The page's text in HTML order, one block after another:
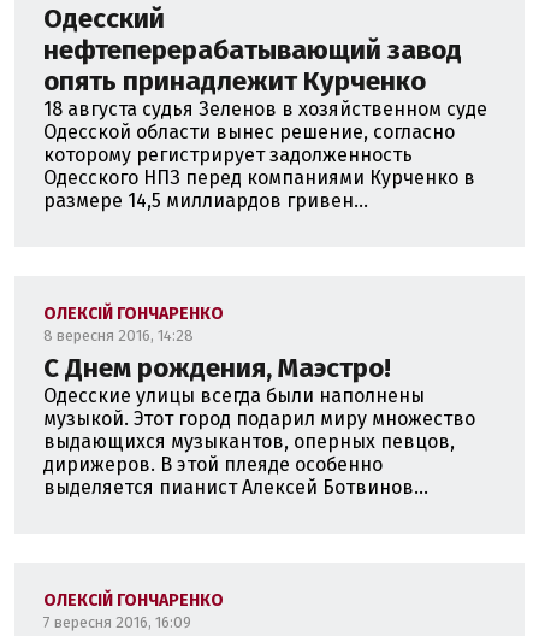
Одесский
нефтеперерабатывающий завод
опять принадлежит Курченко
18 августа судья Зеленов в хозяйственном суде
Одесской области вынес решение, согласно
которому регистрирует задолженность
Одесского НПЗ перед компаниями Курченко в
размере 14,5 миллиардов гривен...
ОЛЕКСІЙ ГОНЧАРЕНКО
8 вересня 2016, 14:28
С Днем рождения, Маэстро!
Одесские улицы всегда были наполнены
музыкой. Этот город подарил миру множество
выдающихся музыкантов, оперных певцов,
дирижеров. В этой плеяде особенно
выделяется пианист Алексей Ботвинов...
ОЛЕКСІЙ ГОНЧАРЕНКО
7 вересня 2016, 16:09